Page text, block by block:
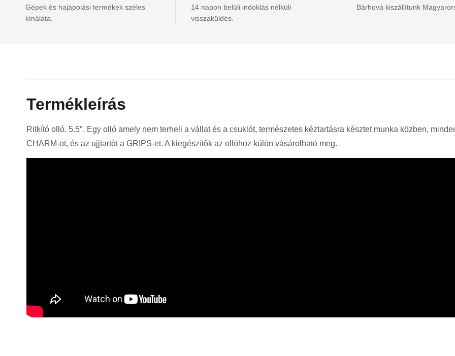
Gépek és hajápolási termékek széles
kínálata.
14 napon belüli indoklás nélküli
visszaküldés.
Bárhová kiszállítunk
Termékleírás
Ritkító olló. 5.5″. Egy olló amely nem terheli a vállat és a csuklót, természetes kéztartásra késztet munka közben,
CHARM-ot, és az ujjtartót a GRIPS-et. A kiegészítők az ollóhoz külön vásárolható meg.